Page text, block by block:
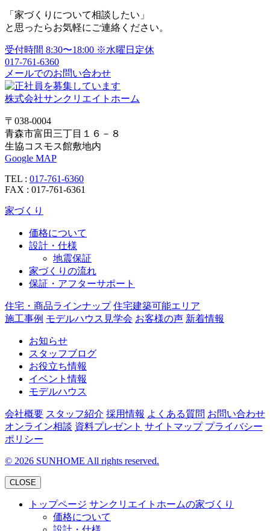
ー
シ
ョ
ン
「家づくりについて相談したい」
と思ったらお気軽にご連絡ください。
受付時間 8:30〜18:00 ※水曜日定休
017-761-6360
メールでのお問い合わせ
株式会社サンクリエイトホーム
〒038-0004
青森市富田三丁目１６－８
生協コスモス館敷地内
Google MAP
TEL : 017-761-6360
FAX : 017-761-6361
家づくり
価格について
設計・仕様
地震保証
家づくりの流れ
保証・アフターサポート
住宅・商品ラインナップ 住宅建築可能エリア
施工事例 モデルハウス見学会 お客様の声 新着情報
お知らせ
スタッフブログ
お役立ち情報
イベント情報
モデルハウス
会社概要 スタッフ紹介 採用情報 よくある質問 お問い合わせ
オンライン相談 資料プレゼント サイトマップ プライバシー
ポリシー
© 2026 SUNHOME All rights reserved.
CLOSE
トップページ サンクリエイトホームの家づくり
価格について